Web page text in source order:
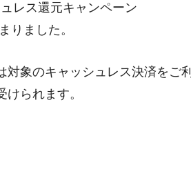
レス還元キャンペーン
りました。
象のキャッシュレス決済をご利
られます。